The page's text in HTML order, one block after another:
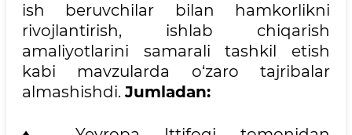
ish beruvchilar bilan hamkorlikni
rivojlantirish, ishlab chiqarish
amaliyotlarini samarali tashkil etish
kabi mavzularda o‘zaro tajribalar
almashishdi. Jumladan: